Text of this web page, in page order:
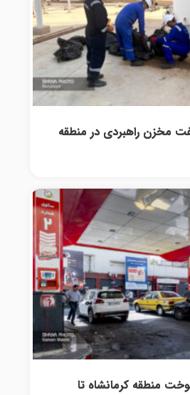
مخزن راهبردی در منطقه
منطقه کرمانشاه تا